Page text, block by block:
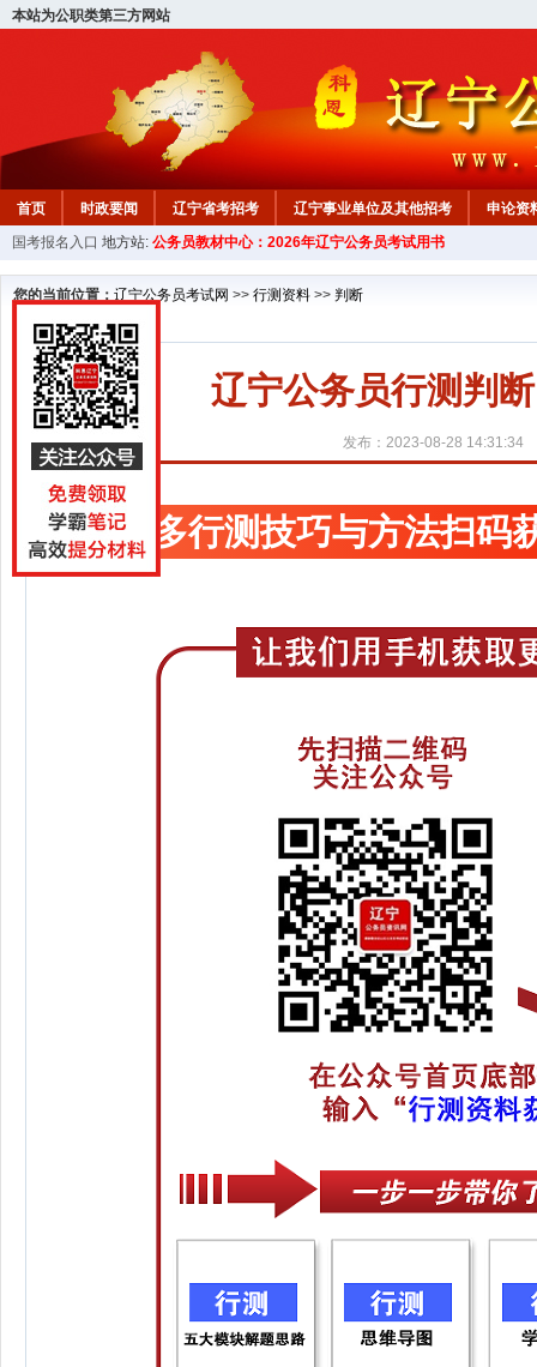
本站为公职类第三方网站
首页 时政要闻 辽宁省考招考 辽宁事业单位及其他招考 申论资
教材中心
国考报名入口 地方站: 公务员教材中心：2026年辽宁公务员考试用书
您的当前位置： 辽宁公务员考试网 >> 行测资料 >> 判断
辽宁公务员行测判
发布：2023-08-28 14:31:34
更多行测技巧与方法扫码